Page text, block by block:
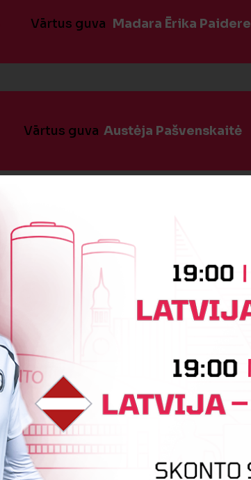
Vārtus guva Madara Ērika Paidere
Vārtus guva Austėja Pašvenskaitė
Jaunākās ziņas